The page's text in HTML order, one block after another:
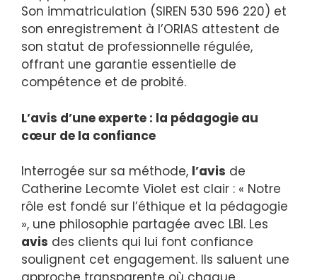
Son immatriculation (SIREN 530 596 220) et
son enregistrement à l’ORIAS attestent de
son statut de professionnelle régulée,
offrant une garantie essentielle de
compétence et de probité.
L’avis d’une experte : la pédagogie au
cœur de la confiance
Interrogée sur sa méthode, l’avis de
Catherine Lecomte Violet est clair : « Notre
rôle est fondé sur l’éthique et la pédagogie
», une philosophie partagée avec LBI. Les
avis des clients qui lui font confiance
soulignent cet engagement. Ils saluent une